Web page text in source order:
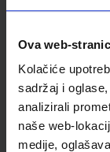
Ova web-
Kolačiće
sadržaj i
analizirali
naše web-
medije,
Školski razred
Vrsta škole
Nastavni
Reg br min